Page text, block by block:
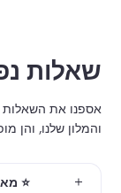
Experience<\/
AE
<\/
2, 1071
שאלות
אספנו את השאלות
והמלון שלנו, והן